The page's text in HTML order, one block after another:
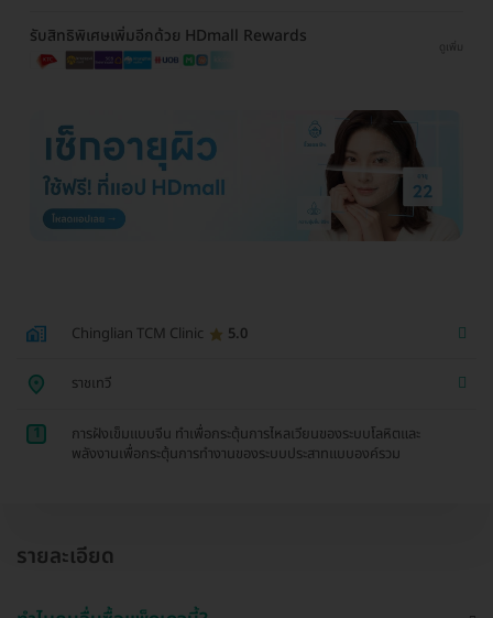
รับสิทธิพิเศษเพิ่มอีกด้วย HDmall Rewards
ดูเพิ่ม
Chinglian TCM Clinic 5.0
ราชเทวี
1
การฝังเข็มแบบจีน ทำเพื่อกระตุ้นการไหลเวียนของระบบโลหิตและ
พลังงานเพื่อกระตุ้นการทำงานของระบบประสาทแบบองค์รวม
รายละเอียด